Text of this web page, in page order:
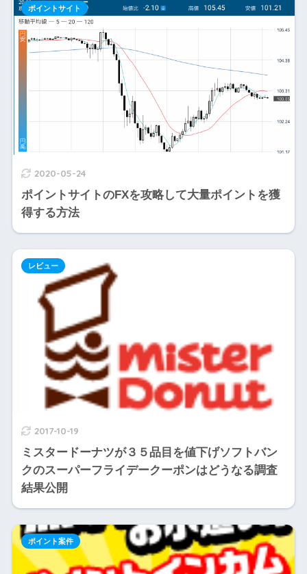
2020-05-24
ポイントサイトのFXを攻略して大量ポイントを獲
得する方法
ポイントサイト
2017-10-19
ミスタードーナツが３５品目を値下げソフトバン
クのスーパーフライデークーポンはどうなる調査
結果公開
レビュー
ポイント案件